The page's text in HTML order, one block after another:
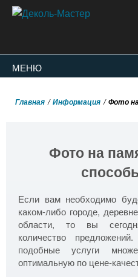
Офис
МЕНЮ
Главная Информация Фото
Фото на
Если вам необходимо
каком-либо городе,
области, то вы
количество
подобные услуги
оптимальную по цене-